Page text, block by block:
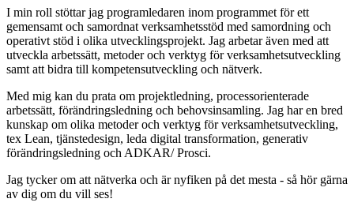
I min roll stöttar jag programledaren inom programmet för ett
gemensamt och samordnat verksamhetsstöd med samordning och
operativt stöd i olika utvecklingsprojekt. Jag arbetar även med att
utveckla arbetssätt, metoder och verktyg för verksamhetsutveckling
samt att bidra till kompetensutveckling och nätverk.
Med mig kan du prata om projektledning, processorienterade
arbetssätt, förändringsledning och behovsinsamling. Jag har en bred
kunskap om olika metoder och verktyg för verksamhetsutveckling,
tex Lean, tjänstedesign, leda digital transformation, generativ
förändringsledning och ADKAR/ Prosci.
Jag tycker om att nätverka och är nyfiken på det mesta - så hör gärna
av dig om du vill ses!